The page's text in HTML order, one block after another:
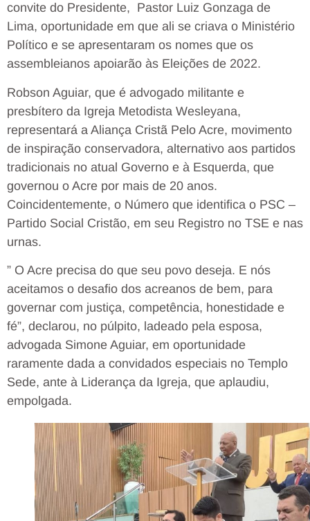
convite do Presidente, Pastor Luiz Gonzaga de
Lima, oportunidade em que ali se criava o Ministério
Político e se apresentaram os nomes que os
assembleianos apoiarão às Eleições de 2022.
Robson Aguiar, que é advogado militante e
presbítero da Igreja Metodista Wesleyana,
representará a Aliança Cristã Pelo Acre, movimento
de inspiração conservadora, alternativo aos partidos
tradicionais no atual Governo e à Esquerda, que
governou o Acre por mais de 20 anos.
Coincidentemente, o Número que identifica o PSC –
Partido Social Cristão, em seu Registro no TSE e nas
urnas.
” O Acre precisa do que seu povo deseja. E nós
aceitamos o desafio dos acreanos de bem, para
governar com justiça, competência, honestidade e
fé”, declarou, no púlpito, ladeado pela esposa,
advogada Simone Aguiar, em oportunidade
raramente dada a convidados especiais no Templo
Sede, ante à Liderança da Igreja, que aplaudiu,
empolgada.